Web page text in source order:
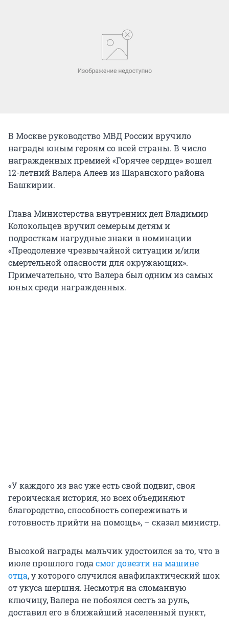
В Москве руководство МВД России вручило
награды юным героям со всей страны. В число
награжденных премией «Горячее сердце» вошел
12-летний Валера Алеев из Шаранского района
Башкирии.
Глава Министерства внутренних дел Владимир
Колокольцев вручил семерым детям и
подросткам нагрудные знаки в номинации
«Преодоление чрезвычайной ситуации и/или
смертельной опасности для окружающих».
Примечательно, что Валера был одним из самых
юных среди награжденных.
«У каждого из вас уже есть свой подвиг, своя
героическая история, но всех объединяют
благородство, способность сопереживать и
готовность прийти на помощь», – сказал министр.
Высокой награды мальчик удостоился за то, что в
июле прошлого года смог довезти на машине
отца, у которого случился анафилактический шок
от укуса шершня. Несмотря на сломанную
ключицу, Валера не побоялся сесть за руль,
доставил его в ближайший населенный пункт,